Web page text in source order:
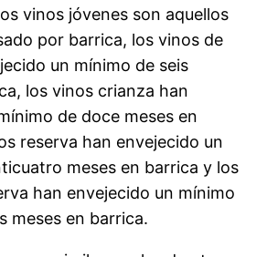
vinos jóvenes son aquellos
por barrica, los vinos de
un mínimo de seis
los vinos crianza han
de doce meses en
reserva han envejecido un
meses en barrica y los
han envejecido un mínimo
meses en barrica.